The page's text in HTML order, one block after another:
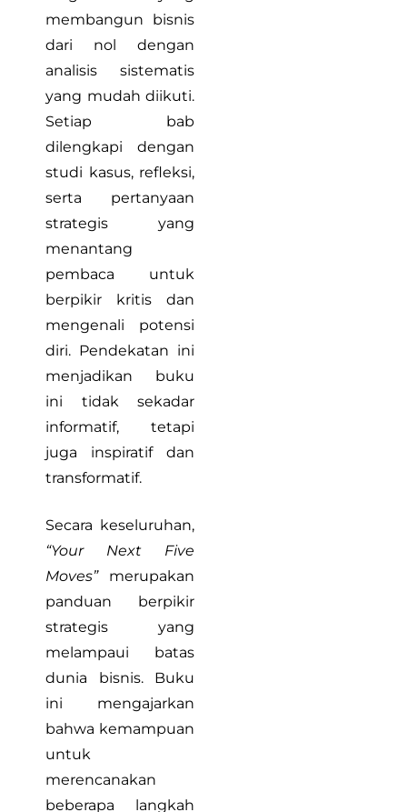
membangun bisnis
dari nol dengan
analisis sistematis
yang mudah diikuti.
Setiap bab
dilengkapi dengan
studi kasus, refleksi,
serta pertanyaan
strategis yang
menantang
pembaca untuk
berpikir kritis dan
mengenali potensi
diri. Pendekatan ini
menjadikan buku
ini tidak sekadar
informatif, tetapi
juga inspiratif dan
transformatif.
Secara keseluruhan,
“Your Next Five
Moves”merupakan
panduan berpikir
strategis yang
melampaui batas
dunia bisnis. Buku
ini mengajarkan
bahwa kemampuan
untuk
merencanakan
beberapa langkah